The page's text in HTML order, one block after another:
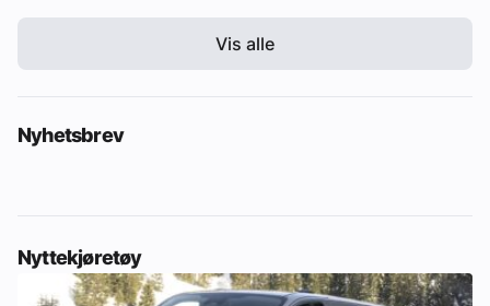
Vis alle
Nyhetsbrev
Nyttekjøretøy